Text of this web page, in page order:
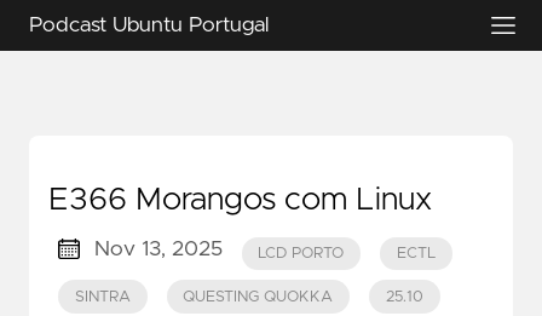
Podcast Ubuntu Portugal
E366 Morangos com Linux
Nov 13, 2025 LCD PORTO ECTL
SINTRA QUESTING QUOKKA 25.10